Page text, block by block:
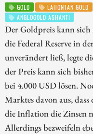
GOLD LAHONTAN GOLD
ANGLOGOLD ASHANTI
Der Goldpreis kann
die Federal Reserve in
unverändert ließ, legte
der Preis kann sich
bei 4.000 USD lösen.
Marktes davon aus,
die Inflation die Zinsen
Allerdings bezweifeln